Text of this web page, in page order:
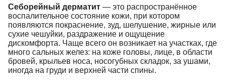
Себорейный дерматит — это распространённое
воспалительное состояние кожи, при котором
появляются покраснение, зуд, шелушение, жирные или
сухие чешуйки, раздражение и ощущение
дискомфорта. Чаще всего он возникает на участках, где
много сальных желез: на коже головы, лице, в области
бровей, крыльев носа, носогубных складок, за ушами,
иногда на груди и верхней части спины.